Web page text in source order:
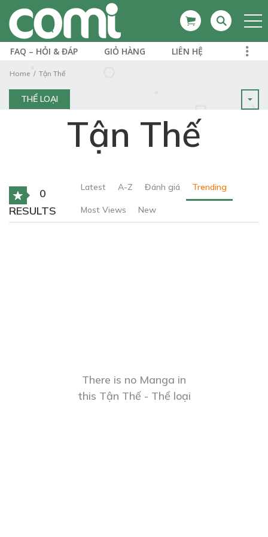
FAQ – HỎI & ĐÁP GIỎ HÀNG LIÊN HỆ
Home Tận Thế
THỂ LOẠI
Tận Thế
0
RESULTS
Latest A-Z Đánh giá Trending
Most Views New
There is no Manga in
this Tận Thế - Thể loại